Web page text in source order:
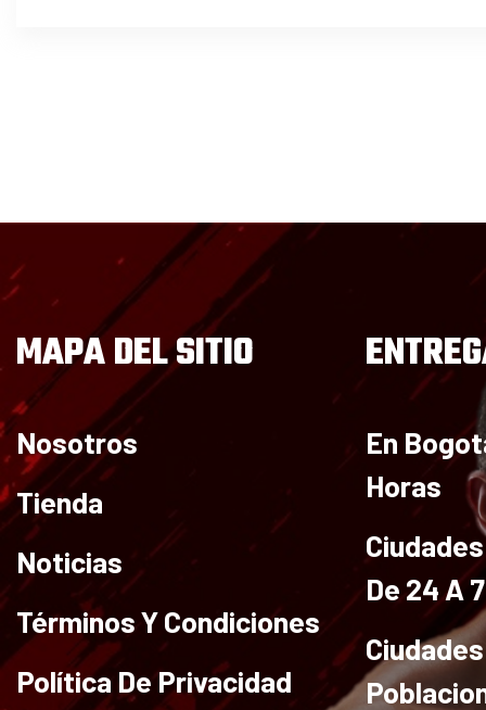
MAPA DEL SITIO
Nosotros
Tienda
Noticias
Términos Y Condiciones
Política De Privacidad
En
Horas
De 24 A